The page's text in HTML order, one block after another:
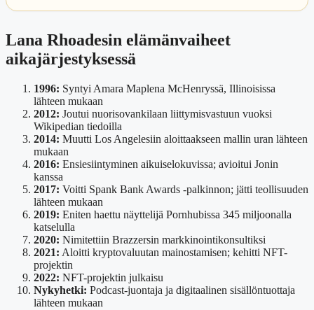
Lana Rhoadesin elämänvaiheet
aikajärjestyksessä
1996: Syntyi Amara Maplena McHenryssä, Illinoisissa
lähteen mukaan
2012: Joutui nuorisovankilaan liittymisvastuun vuoksi
Wikipedian tiedoilla
2014: Muutti Los Angelesiin aloittaakseen mallin uran lähteen
mukaan
2016: Ensiesiintyminen aikuiselokuvissa; avioitui Jonin
kanssa
2017: Voitti Spank Bank Awards -palkinnon; jätti teollisuuden
lähteen mukaan
2019: Eniten haettu näyttelijä Pornhubissa 345 miljoonalla
katselulla
2020: Nimitettiin Brazzersin markkinointikonsultiksi
2021: Aloitti kryptovaluutan mainostamisen; kehitti NFT-
projektin
2022: NFT-projektin julkaisu
Nykyhetki: Podcast-juontaja ja digitaalinen sisällöntuottaja
lähteen mukaan